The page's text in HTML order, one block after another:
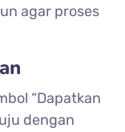
agar proses
“Dapatkan
dengan